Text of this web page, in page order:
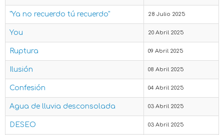
"Ya no recuerdo tú recuerdo" 28 Julio 2025
You 20 Abril 2025
Ruptura 09 Abril 2025
Ilusión 08 Abril 2025
Confesión 04 Abril 2025
Agua de lluvia desconsolada 03 Abril 2025
DESEO 03 Abril 2025